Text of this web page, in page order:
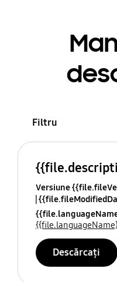
Filtru
Versiune
Descărcați